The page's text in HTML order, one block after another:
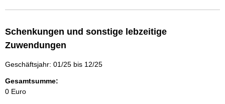
Schenkungen und sonstige lebzeitige
Zuwendungen
Geschäftsjahr: 01/25 bis 12/25
Gesamtsumme:
0 Euro